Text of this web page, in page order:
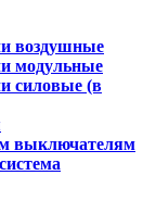
воздушные
модульные
силовые (в
выключателям